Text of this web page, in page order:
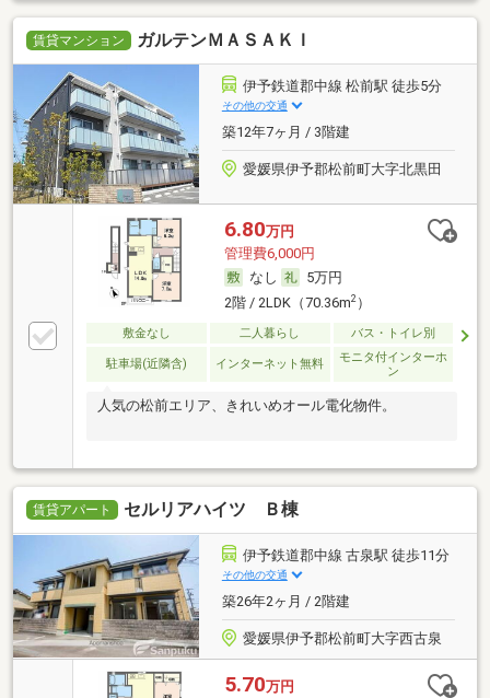
賃貸マンション ガルテンＭＡＳＡＫＩ
伊予鉄道郡中線 松前駅 徒歩5分
その他の交通
築12年7ヶ月 / 3階建
愛媛県伊予郡松前町大字北黒田
6.80万円
管理費6,000円
なし
5万円
2階 / 2LDK（70.36m2）
敷金なし 二人暮らし バス・トイレ別
駐車場(近隣含) インターネット無料
モニタ付インターホ
ン
人気の松前エリア、きれいめオール電化物件。
賃貸アパート セルリアハイツ Ｂ棟
伊予鉄道郡中線 古泉駅 徒歩11分
その他の交通
築26年2ヶ月 / 2階建
愛媛県伊予郡松前町大字西古泉
5.70万円